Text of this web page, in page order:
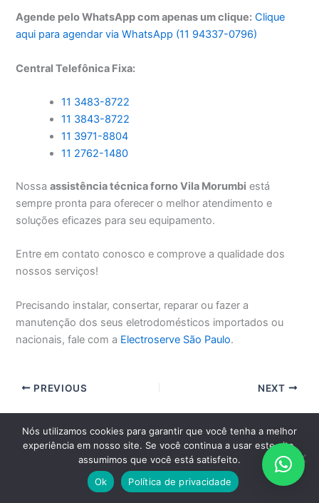
Agende pelo WhatsApp com apenas um clique: Clique
aqui para agendar via WhatsApp (11 94337-0796)
Central Telefônica Fixa:
11 3483-8722
11 3843-8722
11 3971-8804
11 2762-1480
Nossaassistência técnica forno Vila Morumbi está
sempre pronta para oferecer o melhor atendimento e
soluções eficazes para seu equipamento.
Entre em contato conosco e comprove a qualidade dos
nossos serviços!
Precisando instalar, consertar, reparar ou fazer a
manutenção dos seus eletrodomésticos importados ou
nacionais, fale com a Electroserve São Paulo.
PREVIOUS NEXT
EM SÃO PAULO, GRANDE SÃO PAULO E ABC PAULISTA CLIQUE
AQUI E AGENDE PELO WHATSAPP
Nós utilizamos cookies para garantir que você tenha a melhor
experiência em nosso site. Se você continua a usar este site,
assumimos que você está satisfeito.
Ok
Política de privacidade